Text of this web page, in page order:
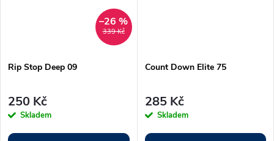
339 Kč
–26 %
Rip Stop Deep 09
250 Kč
Skladem
Count Down Elite 75
285 Kč
Skladem